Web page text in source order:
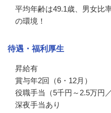
平均年齢は49.1歳、男女比
の環境！
待遇・福利厚生
昇給有
賞与年2回（6・12月）
役職手当（5千円～2.5万円／
深夜手当あり